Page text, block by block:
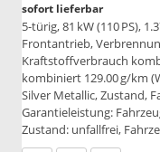
sofort lieferbar
5-türig, 81 kW (110 PS),
Frontantrieb,
Kraftstoffverbrauch
kombiniert 129.00 g/km
Silver Metallic, Zustand,
Garantieleistung:
Zustand: unfallfrei,